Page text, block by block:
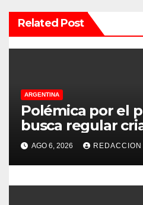
n
d
e
n
t
r
a
Related Post
ARGENTINA
Polémica por el
busca regular
refugios de
denuncian
proteccionistas
controles más
AGO 6, 2026